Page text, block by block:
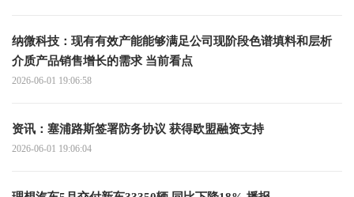
纳微科技：现有有效产能能够满足公司现阶段色谱填料和层析
介质产品销售增长的需求 当前看点
2026-06-01 19:06:58
资讯：塞浦路斯签署防务协议 获得欧盟融资支持
2026-06-01 19:06:04